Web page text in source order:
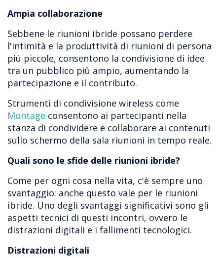
Ampia collaborazione
Sebbene le riunioni ibride possano perdere
l'intimità e la produttività di riunioni di persona
più piccole, consentono la condivisione di idee
tra un pubblico più ampio, aumentando la
partecipazione e il contributo.
Strumenti di condivisione wireless come
Montage consentono ai partecipanti nella
stanza di condividere e collaborare ai contenuti
sullo schermo della sala riunioni in tempo reale.
Quali sono le sfide delle riunioni ibride?
Come per ogni cosa nella vita, c'è sempre uno
svantaggio: anche questo vale per le riunioni
ibride. Uno degli svantaggi significativi sono gli
aspetti tecnici di questi incontri, ovvero le
distrazioni digitali e i fallimenti tecnologici.
Distrazioni digitali